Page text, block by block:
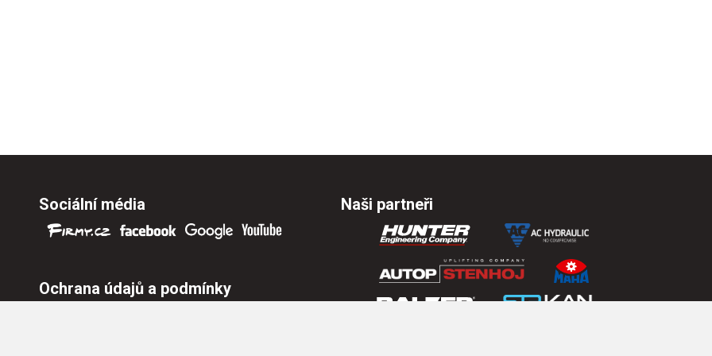
Sociální média
Ochrana údajů a podmínky
Naši partneři